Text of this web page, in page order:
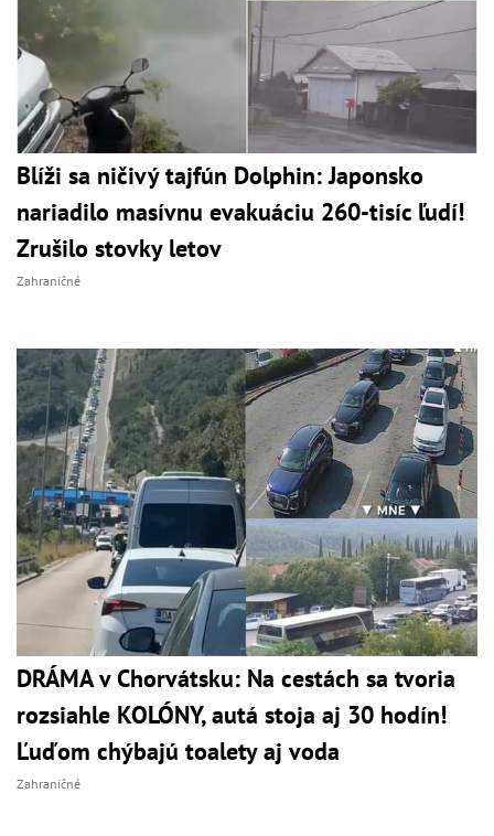
Blíži sa ničivý tajfún Dolphin: Japonsko
nariadilo masívnu evakuáciu 260-tisíc ľudí!
Zrušilo stovky letov
Zahraničné
DRÁMA v Chorvátsku: Na cestách sa tvoria
rozsiahle KOLÓNY, autá stoja aj 30 hodín!
Ľuďom chýbajú toalety aj voda
Zahraničné